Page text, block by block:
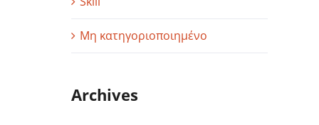
Μη κατηγοριοποιημένο
Archives